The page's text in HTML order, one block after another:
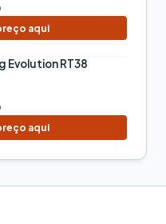
aqui
Evolution RT38
aqui